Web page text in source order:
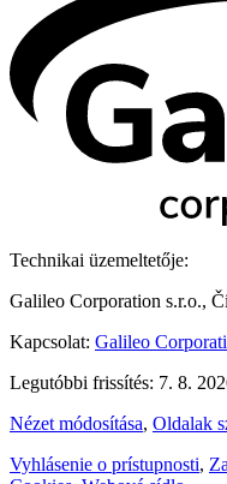
Technikai üzemeltetője:
Galileo Corporation s.r.o.,
Kapcsolat: Galileo
Legutóbbi frissítés: 7. 8.
Nézet módosítása, Oldalak
Vyhlásenie o prístupnosti,